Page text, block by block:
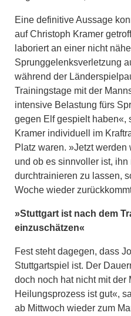
Eine definitive Aussage
auf Christoph Kramer
laboriert an einer nicht
Sprunggelenksverletzung
während der
Trainingstage mit der
intensive Belastung fürs
gegen Elf gespielt haben«,
Kramer individuell im
Platz waren. »Jetzt
und ob es sinnvoller ist,
durchtrainieren zu lassen,
Woche wieder
»Stuttgart ist nach dem
einzuschätzen«
Fest steht dagegen, dass
Stuttgartspiel ist. Der
doch noch hat nicht mit der
Heilungsprozess ist gut«,
ab Mittwoch wieder zum